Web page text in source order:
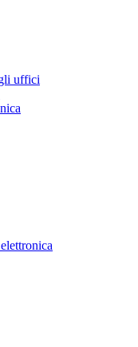
uffici